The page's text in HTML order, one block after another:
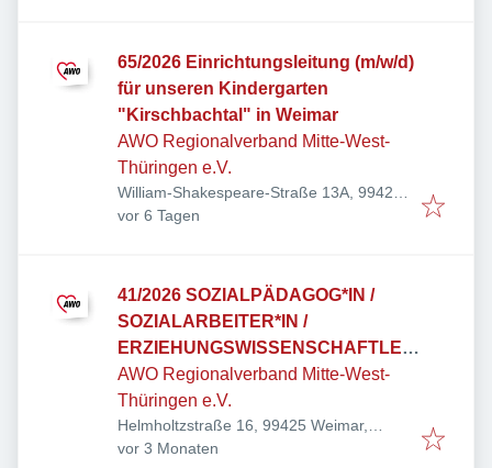
65/2026 Einrichtungsleitung (m/w/d)
für unseren Kindergarten
"Kirschbachtal" in Weimar
AWO Regionalverband Mitte-West-
Thüringen e.V.
William-Shakespeare-Straße 13A, 99425
Weimar, Deutschland
Veröffentlicht
vor 6 Tagen
41/2026 SOZIALPÄDAGOG*IN /
SOZIALARBEITER*IN /
ERZIEHUNGSWISSENSCHAFTLER
*IN
AWO Regionalverband Mitte-West-
Thüringen e.V.
Helmholtzstraße 16, 99425 Weimar,
Deutschland
Veröffentlicht:
vor 3 Monaten